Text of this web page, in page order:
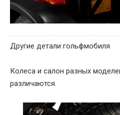
Другие детали гольфмобиля
Колеса и салон разных
различаются.